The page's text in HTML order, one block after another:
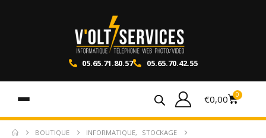
05.65.71.80.57 05.65.70.42.55
€0,00 0
BOUTIQUE INFORMATIQUE,
STOCKAGE